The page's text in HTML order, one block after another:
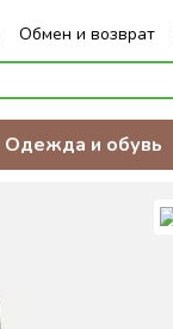
Обмен и возврат
Одежда и обувь